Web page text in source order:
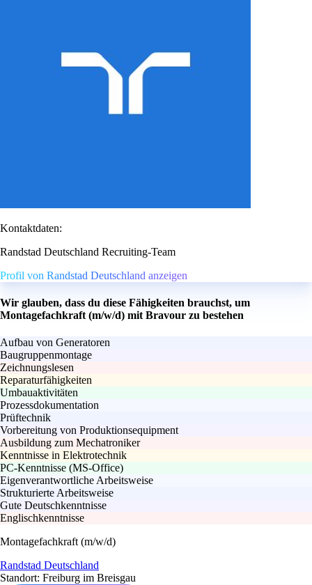
Kontaktdaten:
Randstad Deutschland Recruiting-Team
Profil von Randstad Deutschland anzeigen
Wir glauben, dass du diese Fähigkeiten brauchst, um
Montagefachkraft (m/w/d) mit Bravour zu bestehen
Aufbau von Generatoren
Baugruppenmontage
Zeichnungslesen
Reparaturfähigkeiten
Umbauaktivitäten
Prozessdokumentation
Prüftechnik
Vorbereitung von Produktionsequipment
Ausbildung zum Mechatroniker
Kenntnisse in Elektrotechnik
PC-Kenntnisse (MS-Office)
Eigenverantwortliche Arbeitsweise
Strukturierte Arbeitsweise
Gute Deutschkenntnisse
Englischkenntnisse
Montagefachkraft (m/w/d)
Randstad Deutschland
Standort: Freiburg im Breisgau